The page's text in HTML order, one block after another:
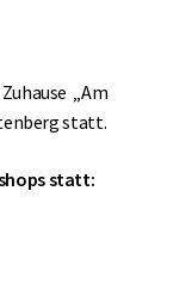
„Am
statt.
statt: